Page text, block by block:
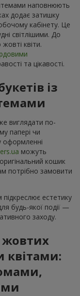
наповнюють
додає затишку
кабінету. Це
світлішими. До
квіти.
та цікавості.
із
виглядати по-
папері чи
оформленні
можуть
кошик
потрібно замовити
естетику
будь-якої події —
заходу.
жовтих
квітами: